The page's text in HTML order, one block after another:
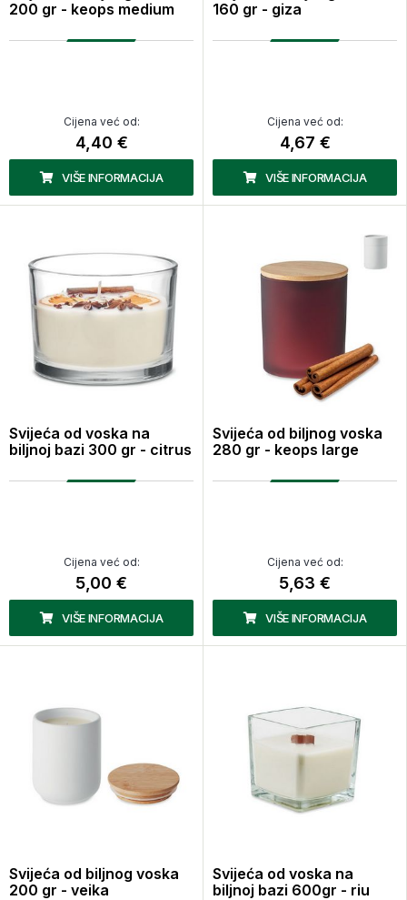
200 gr - keops medium
Cijena već od:
4,40 €
VIŠE INFORMACIJA
160 gr - giza
Cijena već od:
4,67 €
VIŠE INFORMACIJA
Svijeća od voska na
biljnoj bazi 300 gr - citrus
Cijena već od:
5,00 €
VIŠE INFORMACIJA
Svijeća od biljnog voska
280 gr - keops large
Cijena već od:
5,63 €
VIŠE INFORMACIJA
Svijeća od biljnog voska
200 gr - veika
Svijeća od voska na
biljnoj bazi 600gr - riu